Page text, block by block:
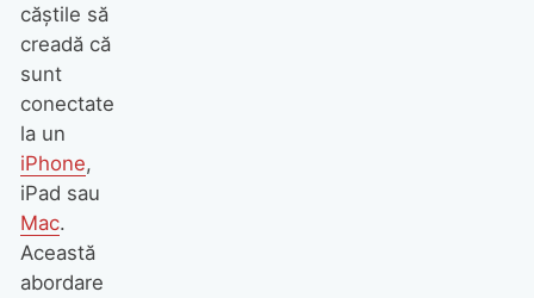
căștile să
creadă că
sunt
conectate
la un
iPhone,
iPad sau
Mac.
Această
abordare